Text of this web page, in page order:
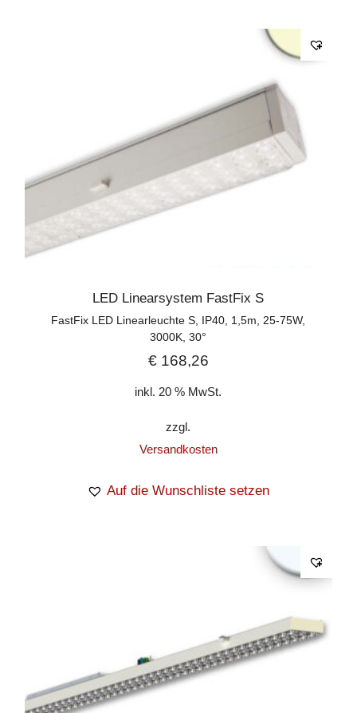
LED Linearsystem FastFix S
FastFix LED Linearleuchte S, IP40, 1,5m, 25-75W,
3000K, 30°
€168,26
inkl. 20 % MwSt.
zzgl.
Versandkosten
Auf die Wunschliste setzen